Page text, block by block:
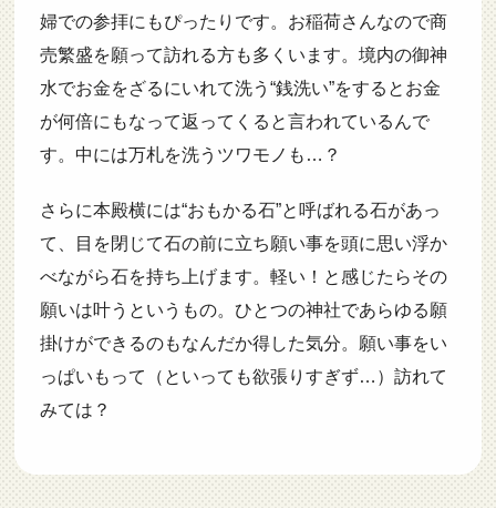
婦での参拝にもぴったりです。お稲荷さんなので商
売繁盛を願って訪れる方も多くいます。境内の御神
水でお金をざるにいれて洗う“銭洗い”をするとお金
が何倍にもなって返ってくると言われているんで
す。中には万札を洗うツワモノも…？
さらに本殿横には“おもかる石”と呼ばれる石があっ
て、目を閉じて石の前に立ち願い事を頭に思い浮か
べながら石を持ち上げます。軽い！と感じたらその
願いは叶うというもの。ひとつの神社であらゆる願
掛けができるのもなんだか得した気分。願い事をい
っぱいもって（といっても欲張りすぎず…）訪れて
みては？